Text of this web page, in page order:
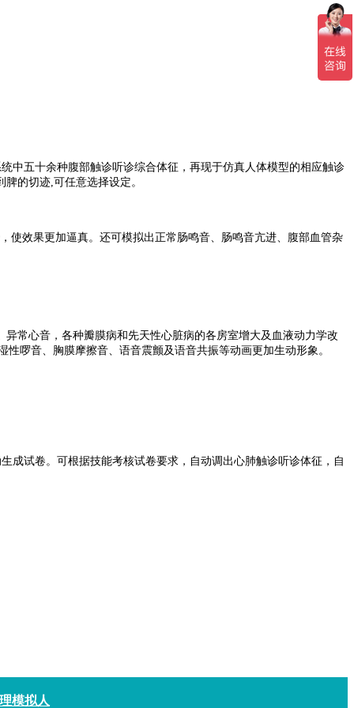
中五十余种腹部触诊听诊综合体征，再现于仿真人体模型的相应触诊
的切迹,可任意选择设定。
使效果更加逼真。还可模拟出正常肠鸣音、肠鸣音亢进、腹部血管杂
常心音，各种瓣膜病和先天性心脏病的各房室增大及血液动力学改
啰音、胸膜摩擦音、语音震颤及语音共振等动画更加生动形象。
成试卷。可根据技能考核试卷要求，自动调出心肺触诊听诊体征，自
模拟人